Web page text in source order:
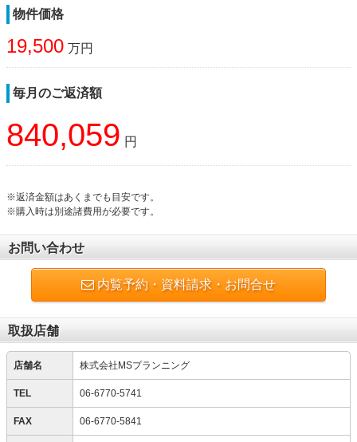
物件価格
19,500 万円
毎月のご返済額
840,059 円
※返済金額はあくまでも目安です。
※購入時は別途諸費用が必要です。
お問い合わせ
内覧予約・資料請求・お問合せ
取扱店舗
店舗名 株式会社MSプランニング
TEL 06-6770-5741
FAX 06-6770-5841